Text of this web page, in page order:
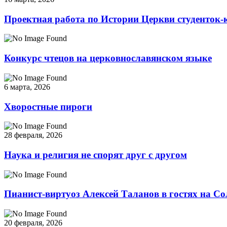
Проектная работа по Истории Церкви студенток-
Конкурс чтецов на церковнославянском языке
6 марта, 2026
Хворостные пироги
28 февраля, 2026
Наука и религия не спорят друг с другом
Пианист-виртуоз Алексей Таланов в гостях на
20 февраля, 2026